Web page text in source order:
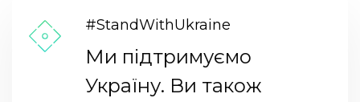
#StandWithUkraine
Ми підтримуємо
Україну. Ви також